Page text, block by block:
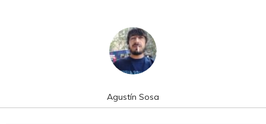
Agustín Sosa